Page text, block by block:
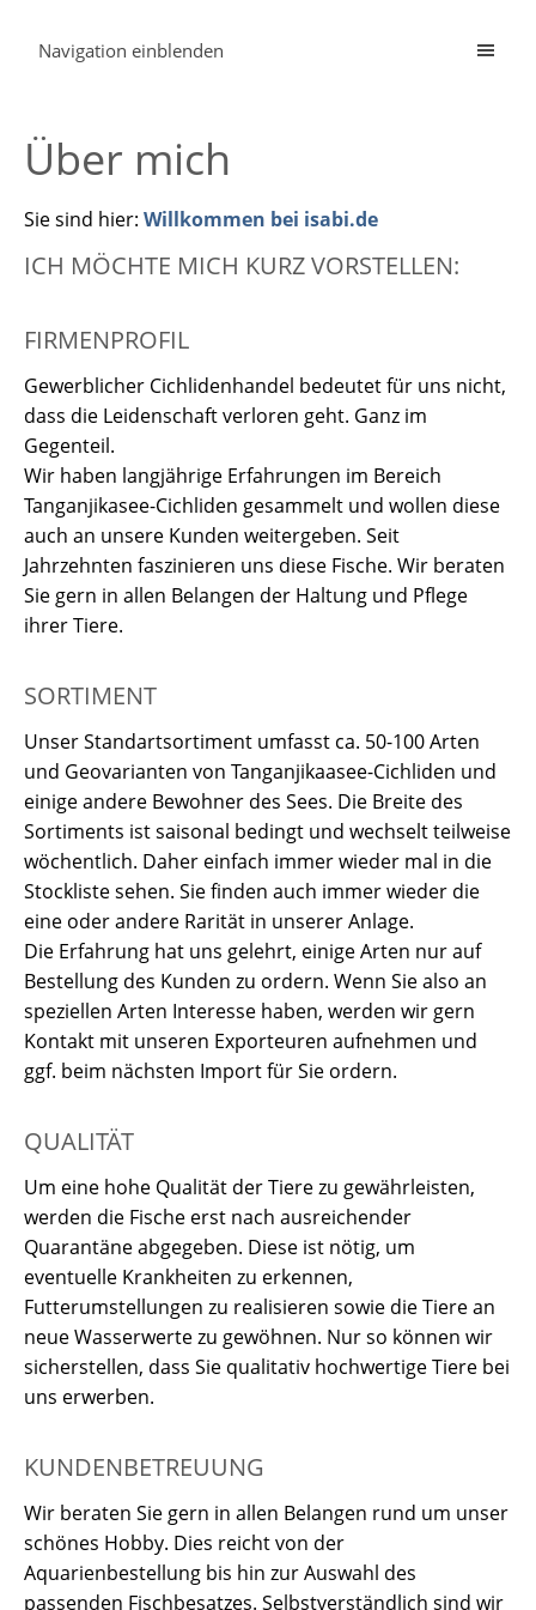
Navigation einblenden
Über mich
Sie sind hier: Willkommen bei isabi.de
ICH MÖCHTE MICH KURZ VORSTELLEN:
FIRMENPROFIL
Gewerblicher Cichlidenhandel bedeutet für uns nicht,
dass die Leidenschaft verloren geht. Ganz im
Gegenteil.
Wir haben langjährige Erfahrungen im Bereich
Tanganjikasee-Cichliden gesammelt und wollen diese
auch an unsere Kunden weitergeben. Seit
Jahrzehnten faszinieren uns diese Fische. Wir beraten
Sie gern in allen Belangen der Haltung und Pflege
ihrer Tiere.
SORTIMENT
Unser Standartsortiment umfasst ca. 50-100 Arten
und Geovarianten von Tanganjikaasee-Cichliden und
einige andere Bewohner des Sees. Die Breite des
Sortiments ist saisonal bedingt und wechselt teilweise
wöchentlich. Daher einfach immer wieder mal in die
Stockliste sehen. Sie finden auch immer wieder die
eine oder andere Rarität in unserer Anlage.
Die Erfahrung hat uns gelehrt, einige Arten nur auf
Bestellung des Kunden zu ordern. Wenn Sie also an
speziellen Arten Interesse haben, werden wir gern
Kontakt mit unseren Exporteuren aufnehmen und
ggf. beim nächsten Import für Sie ordern.
QUALITÄT
Um eine hohe Qualität der Tiere zu gewährleisten,
werden die Fische erst nach ausreichender
Quarantäne abgegeben. Diese ist nötig, um
eventuelle Krankheiten zu erkennen,
Futterumstellungen zu realisieren sowie die Tiere an
neue Wasserwerte zu gewöhnen. Nur so können wir
sicherstellen, dass Sie qualitativ hochwertige Tiere bei
uns erwerben.
KUNDENBETREUUNG
Wir beraten Sie gern in allen Belangen rund um unser
schönes Hobby. Dies reicht von der
Aquarienbestellung bis hin zur Auswahl des
passenden Fischbesatzes. Selbstverständlich sind wir